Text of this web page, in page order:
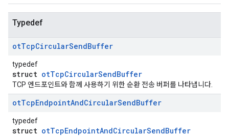
Typedef
otTcpCircularSendBuffer
typedef
struct otTcpCircularSendBuffer
TCP 엔드포인트와 함께 사용하기 위한 순환 전송 버퍼를 나타냅니다.
otTcpEndpointAndCircularSendBuffer
typedef
struct otTcpEndpointAndCircularSendBuffer